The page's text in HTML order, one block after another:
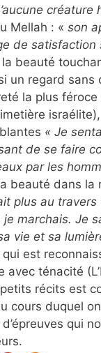
créature
Mellah : « son
de satisfaction
beauté
un regard sans
la plus féroce
israélite),
« Je
de se faire
par les
beauté dans la
plus au travers
marchais. Je
vie et sa
qui est
avec ténacité
récits est
cours duquel
qui